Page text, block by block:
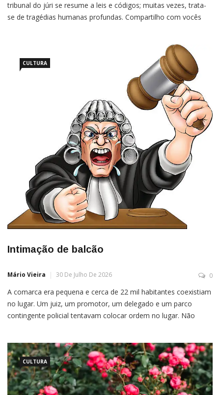
tribunal do júri se resume a leis e códigos; muitas vezes, trata-
se de tragédias humanas profundas. Compartilho com vocês
CULTURA
Intimação de balcão
Mário Vieira 30 De Julho De 2026 0
A comarca era pequena e cerca de 22 mil habitantes coexistiam
no lugar. Um juiz, um promotor, um delegado e um parco
contingente policial tentavam colocar ordem no lugar. Não
na cidade, mas algo me […]
CULTURA